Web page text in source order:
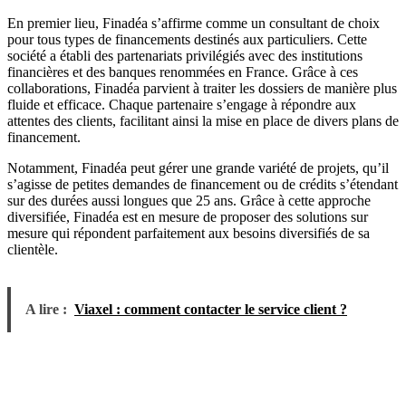
En premier lieu, Finadéa s’affirme comme un consultant de choix
pour tous types de financements destinés aux particuliers. Cette
société a établi des partenariats privilégiés avec des institutions
financières et des banques renommées en France. Grâce à ces
collaborations, Finadéa parvient à traiter les dossiers de manière plus
fluide et efficace. Chaque partenaire s’engage à répondre aux
attentes des clients, facilitant ainsi la mise en place de divers plans de
financement.
Notamment, Finadéa peut gérer une grande variété de projets, qu’il
s’agisse de petites demandes de financement ou de crédits s’étendant
sur des durées aussi longues que 25 ans. Grâce à cette approche
diversifiée, Finadéa est en mesure de proposer des solutions sur
mesure qui répondent parfaitement aux besoins diversifiés de sa
clientèle.
A lire : Viaxel : comment contacter le service client ?